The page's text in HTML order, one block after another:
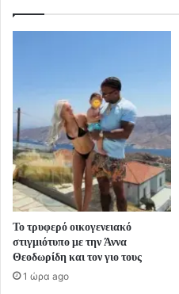
Το τρυφερό οικογενειακό
στιγμιότυπο με την Άννα
Θεοδωρίδη και τον γιο τους
1 ώρα ago